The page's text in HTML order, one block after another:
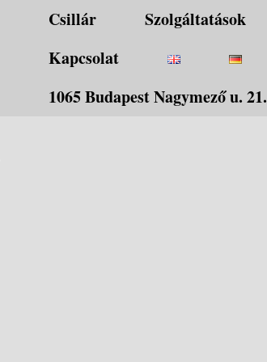
Csillár Szolgáltatások
Kapcsolat
1065 Budapest Nagymező u. 21.